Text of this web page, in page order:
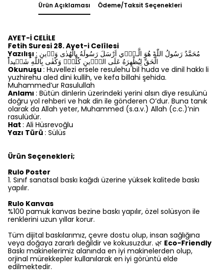
Ürün Açıklaması Ödeme/Taksit Seçenekleri
AYET-İ CELİLE
Fetih Suresi 28. Ayet-i Celîlesi
Yazılışı : مُحَمَّدٌ رَسُولُ اللّٰهِؕ هُوَ الَّـذٖٓي اَرْسَلَ رَسُولَهُ بِالْهُدٰى وَدٖينِ
الْحَقِّ لِيُظْهِرَهُ عَلَى الدّٖينِ كُلِّهٖؕ وَكَفٰى بِاللّٰهِ شَهٖيداًؕ
Okunuşu : Huvellezi ersele resulehu bil huda ve dinil hakkı li
yuzhirehu aled dini kullih, ve kefa billahi şehida.
Muhammed’ur Rasulullah
Anlamı : Bütün dinlerin üzerindeki yerini alsın diye resulünü
doğru yol rehberi ve hak din ile gönderen O’dur. Buna tanık
olarak da Allah yeter, Muhammed (s.a.v.) Allah (c.c.)’nin
rasulüdür.
Hat : Ali Hüsrevoğlu
Yazı Türü : Sülüs
Ürün Seçenekleri;
Rulo Poster
1.⁠ ⁠Sınıf sanatsal baskı kağıdı üzerine yüksek kalitede baskı
yapılır.
Rulo Kanvas
%100 pamuk kanvas bezine baskı yapılır, özel solüsyon ile
renklerini uzun yıllar korur.
Tüm dijital baskılarımız, çevre dostu olup, insan sağlığına
veya doğaya zararlı değildir ve kokusuzdur. 🌿 Eco-Friendly
Baskı makinelerimiz alanında en iyi makinelerden olup,
orjinal mürekkepler kullanılarak en iyi görüntü elde
edilmektedir.